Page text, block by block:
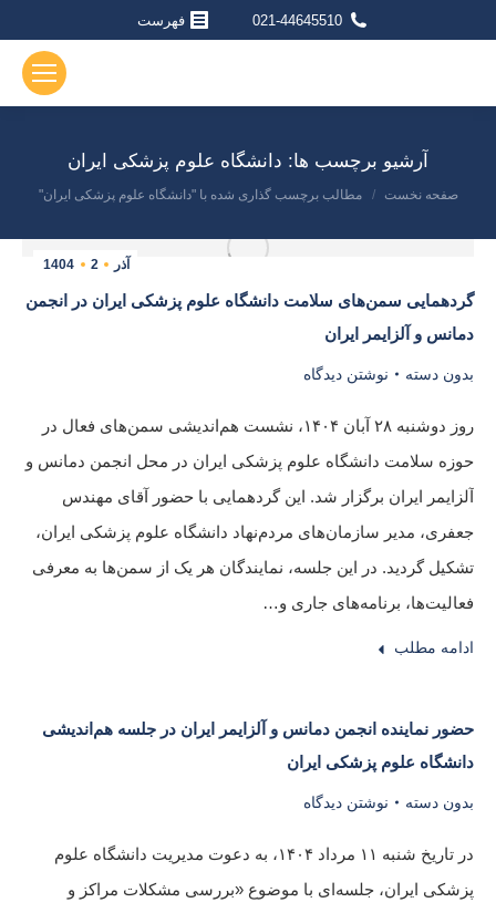
021-44645510 فهرست
آرشیو برچسب ها: دانشگاه علوم پزشکی ایران
مکان شما:
صفحه نخست مطالب برچسب گذاری شده با "دانشگاه علوم پزشکی ایران"
آذر 2
1404
گردهمایی سمن‌های سلامت دانشگاه علوم پزشکی ایران در انجمن
دمانس و آلزایمر ایران
بدون دسته نوشتن دیدگاه
روز دوشنبه ۲۸ آبان ۱۴۰۴، نشست هم‌اندیشی سمن‌های فعال در
حوزه سلامت دانشگاه علوم پزشکی ایران در محل انجمن دمانس و
آلزایمر ایران برگزار شد. این گردهمایی با حضور آقای مهندس
جعفری، مدیر سازمان‌های مردم‌نهاد دانشگاه علوم پزشکی ایران،
تشکیل گردید. در این جلسه، نمایندگان هر یک از سمن‌ها به معرفی
فعالیت‌ها، برنامه‌های جاری و…
ادامه مطلب
حضور نماینده انجمن دمانس و آلزایمر ایران در جلسه هم‌اندیشی
دانشگاه علوم پزشکی ایران
بدون دسته نوشتن دیدگاه
در تاریخ شنبه ۱۱ مرداد ۱۴۰۴، به دعوت مدیریت دانشگاه علوم
پزشکی ایران، جلسه‌ای با موضوع «بررسی مشکلات مراکز و